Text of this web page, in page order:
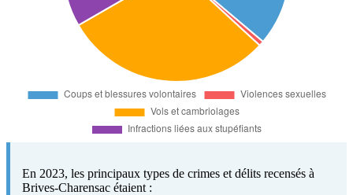
En 2023, les principaux types de crimes et délits recensés à
Brives-Charensac étaient :